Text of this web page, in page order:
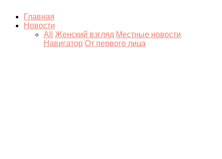
Главная
Новости
All
Женский взгляд Местные новости
Навигатор От первого лица